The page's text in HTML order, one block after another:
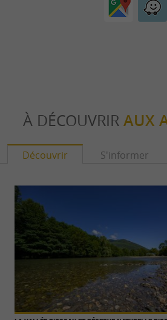
À DÉCOUVRIR AUX
Découvrir S'informer